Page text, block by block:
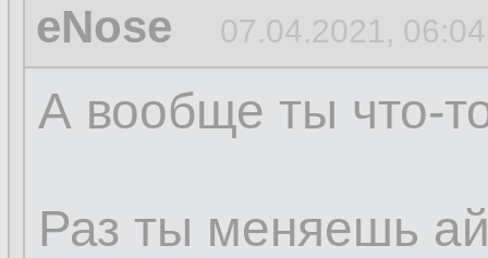
eNose 07.04.2021, 06:04
А вообще ты что-
Раз ты меняешь